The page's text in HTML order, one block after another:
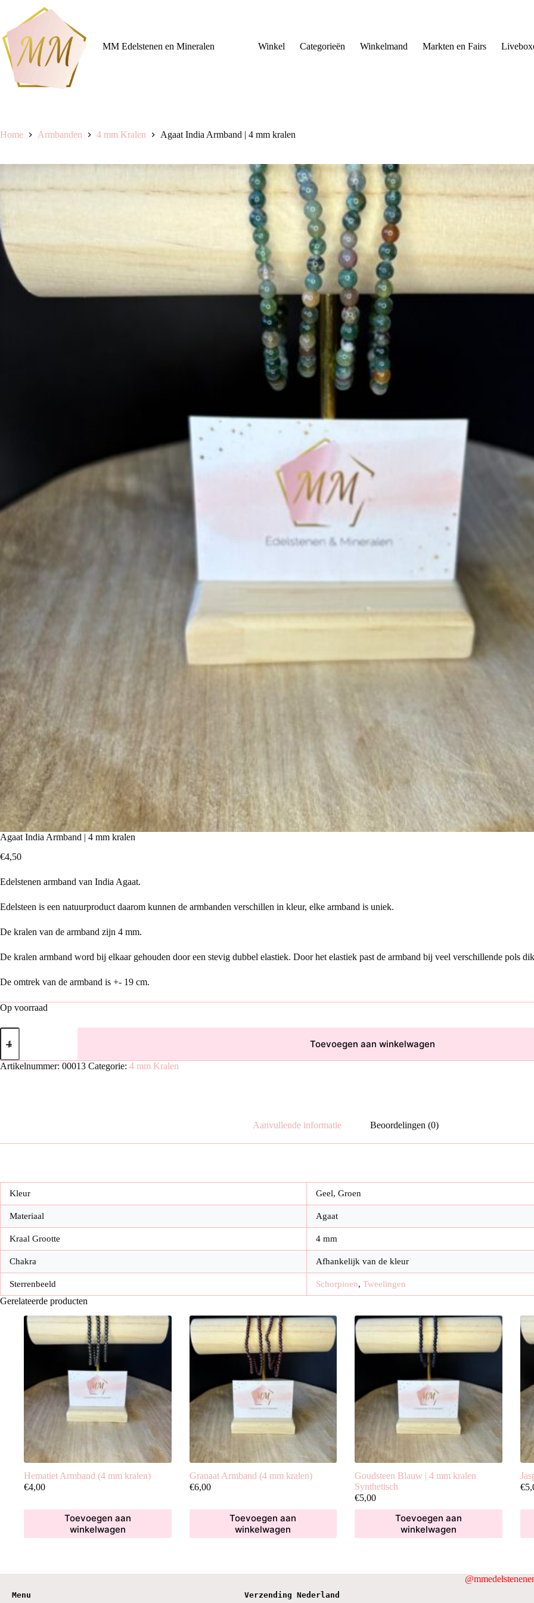
inhoud
MM Edelstenen en Mineralen
Winkel Categorieën Winkelmand Markten en Fairs
Home Armbanden 4 mm Kralen Agaat India Armband | 4 mm kralen
Agaat India Armband | 4 mm kralen
€4,50
Edelstenen armband van India Agaat.
Edelsteen is een natuurproduct daarom kunnen de armbanden verschillen in kleur, elke armband is uniek.
De kralen van de armband zijn 4 mm.
De kralen armband word bij elkaar gehouden door een stevig dubbel elastiek. Door het elastiek past de armband bij veel verschillende pols
De omtrek van de armband is +- 19 cm.
Op voorraad
Agaat
India
|
4
Toevoegen aan winkelwagen
Artikelnummer: 00013 Categorie: 4 mm Kralen
Aanvullende informatie Beoordelingen (0)
Kleur Geel, Groen
Materiaal Agaat
Kraal Grootte 4 mm
Chakra Afhankelijk van de kleur
Sterrenbeeld Schorpioen, Tweelingen
Gerelateerde producten
Hematiet Armband (4 mm kralen)
€4,00
Toevoegen aan
winkelwagen
Granaat Armband (4 mm kralen)
€6,00
Toevoegen aan
winkelwagen
Goudsteen Blauw | 4 mm kralen
Synthetisch
€5,00
Toevoegen aan
winkelwagen
€
Menu Verzending Nederland